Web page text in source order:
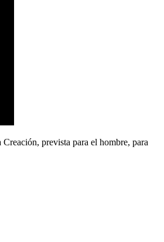
prevista para el hombre, para